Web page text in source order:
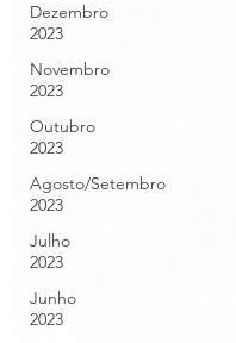
Dezembro
2023
Novembro
2023
Outubro
2023
Agosto/Setembro
2023
Julho
2023
Junho
2023